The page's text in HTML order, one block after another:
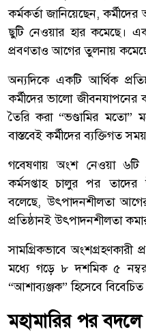
কর্মকর্তা জানিয়েছেন,
ছুটি নেওয়ার হার কমেছে।
প্রবণতাও আগের তুলনায়
অন্যদিকে একটি আর্থিক
কর্মীদের ভালো
তৈরি করা “ভণ্ডামির মতো”
বাস্তবেই কর্মীদের ব্যক্তিগত
গবেষণায় অংশ নেওয়া ৬টি
কর্মসপ্তাহ চালুর পর তাদের
বলেছে, উৎপাদনশীলতা
প্রতিষ্ঠানই উৎপাদনশীলতা
সামগ্রিকভাবে
মধ্যে গড়ে ৮ দশমিক ৫
“আশাব্যঞ্জক” হিসেবে বিবেচিত
মহামারির পর